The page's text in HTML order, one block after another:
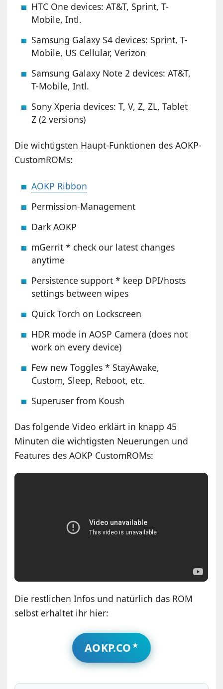
HTC One devices: AT&T, Sprint, T-
Mobile, Intl.
Samsung Galaxy S4 devices: Sprint, T-
Mobile, US Cellular, Verizon
Samsung Galaxy Note 2 devices: AT&T,
T-Mobile, Intl.
Sony Xperia devices: T, V, Z, ZL, Tablet
Z (2 versions)
Die wichtigsten Haupt-Funktionen des AOKP-
CustomROMs:
AOKP Ribbon
Permission-Management
Dark AOKP
mGerrit * check our latest changes
anytime
Persistence support * keep DPI/hosts
settings between wipes
Quick Torch on Lockscreen
HDR mode in AOSP Camera (does not
work on every device)
Few new Toggles * StayAwake,
Custom, Sleep, Reboot, etc.
Superuser from Koush
Das folgende Video erklärt in knapp 45
Minuten die wichtigsten Neuerungen und
Features des AOKP CustomROMs:
Die restlichen Infos und natürlich das ROM
selbst erhaltet ihr hier:
AOKP.CO